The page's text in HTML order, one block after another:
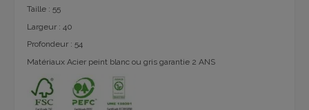
Taille : 55
Largeur : 40
Profondeur : 54
Matériaux Acier peint blanc ou gris garantie 2 ANS